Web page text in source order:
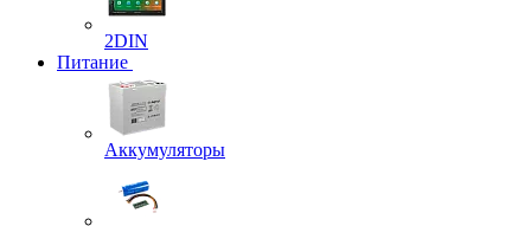
2DIN
Питание
Аккумуляторы